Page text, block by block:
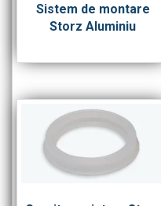
Sistem de montare
Storz Aluminiu